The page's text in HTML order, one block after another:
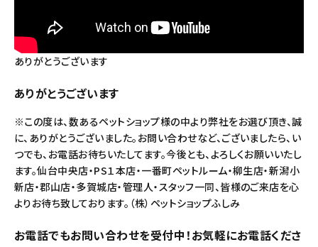
ありがとうございます
ありがとうございます
※この度は、数あるペットショップ様の中より弊社をお選び頂き、誠
に、ありがとうございました。お問い合わせなど、ございましたら、い
つでも、お電話お待ちいたしてます。今後とも、よろしくお願いいたし
ます。仙台中央店・PS１本店・一番町ペットルーム・柳生店・新潟小
新店・郡山店・多賀城店・管理人・スタッフ一同、皆様のご来店を心
よりお待ち致しております。（株）ペットショップふしみ
お電話でもお問い合わせを受付中！お気軽にお電話くださ